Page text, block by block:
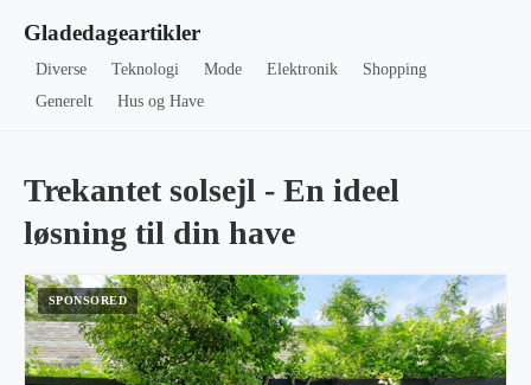
Gladedageartikler
Diverse Teknologi Mode Elektronik
Shopping
Generelt
Hus og Have
Trekantet solsejl - En ideel
løsning til din have